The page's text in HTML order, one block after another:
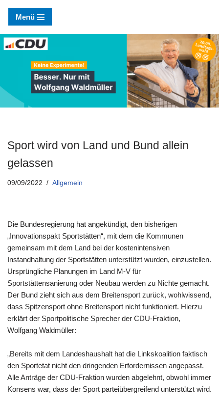
Zum
Inhalt
springen
Menü
Sport wird von Land und Bund allein
gelassen
09/09/2022 Allgemein
Die Bundesregierung hat angekündigt, den bisherigen
„Innovationspakt Sportstätten“, mit dem die Kommunen
gemeinsam mit dem Land bei der kostenintensiven
Instandhaltung der Sportstätten unterstützt wurden, einzustellen.
Ursprüngliche Planungen im Land M-V für
Sportstättensanierung oder Neubau werden zu Nichte gemacht.
Der Bund zieht sich aus dem Breitensport zurück, wohlwissend,
dass Spitzensport ohne Breitensport nicht funktioniert. Hierzu
erklärt der Sportpolitische Sprecher der CDU-Fraktion,
Wolfgang Waldmüller:
„Bereits mit dem Landeshaushalt hat die Linkskoalition faktisch
den Sportetat nicht den dringenden Erfordernissen angepasst.
Alle Anträge der CDU-Fraktion wurden abgelehnt, obwohl immer
Konsens war, dass der Sport parteiübergreifend unterstützt wird.